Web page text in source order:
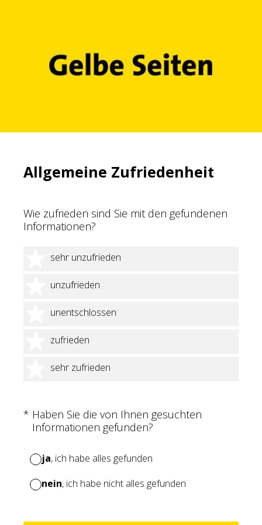
Allgemeine Zufriedenheit
Wie zufrieden sind Sie mit den gefundenen
Informationen?
sehr unzufrieden
1 Stern
unzufrieden
2 Sterne
unentschlossen
3 Sterne
zufrieden
4 Sterne
sehr zufrieden
5 Sterne
* Haben Sie die von Ihnen gesuchten
Informationen gefunden?
(Erforderlich.)
ja, ich habe alles gefunden
nein, ich habe nicht alles gefunden